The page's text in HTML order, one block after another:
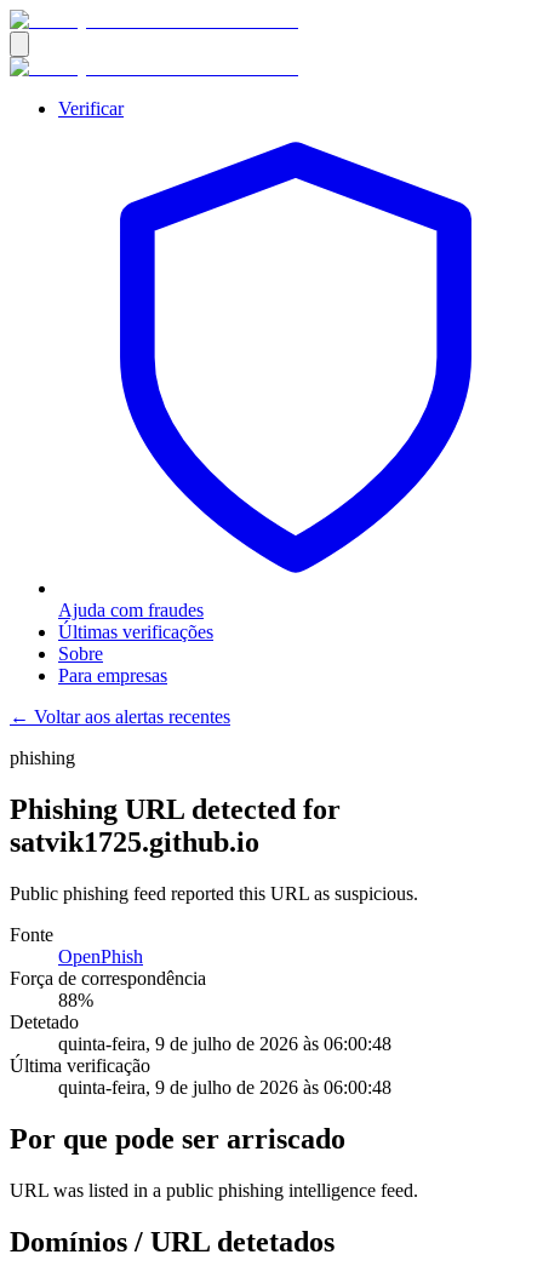
Verificar
Ajuda com fraudes
Últimas verificações
Sobre
Para empresas
← Voltar aos alertas recentes
phishing
Phishing URL detected for
satvik1725.github.io
Public phishing feed reported this URL as suspicious.
Fonte
OpenPhish
Força de correspondência
88%
Detetado
quinta-feira, 9 de julho de 2026 às 06:00:48
Última verificação
quinta-feira, 9 de julho de 2026 às 06:00:48
Por que pode ser arriscado
URL was listed in a public phishing intelligence feed.
Domínios / URL detetados